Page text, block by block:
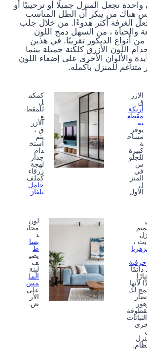
واحدة تجعل المنزل جميلًا أو ترحيبيًا أو
هناك من ينكر أن الظل المناسب
الغرفة أكثر هدوءًا. من خلال جلب
والحياة ، من السهل دمج اللون
أنواع الديكور تقريبًا. في هذين
اللون الأزرق كلكنة جميلة بينما
والألوان الأخرى على إضفاء اللون
للمنزل بأكمله.
الازر
ق
أريكة
مقطع
ية
يوفر
مساح
ة
كبيرة
للجلو
س
في
المنز
ل
الأول.
كمكم
ل
للمقط
ع
الأزر
ق ،
يتم
استخ
دام
جدار
لهجة
زرقاء
كملف
حامل
تلفاز
،
دائمًا
لأنها
لك
لون
محاي
د
بسا
ط
يضي
ف
لينة
المل
مس
على
الأر
ض.